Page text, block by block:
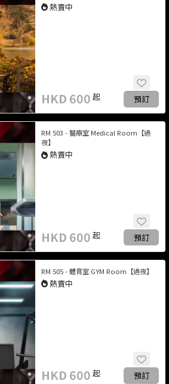
熱賣中
HKD 600 起 預訂
RM 503 - 醫療室 Medical Room【過
夜】
熱賣中
HKD 600 起 預訂
RM 505 - 體育室 GYM Room【過夜】
熱賣中
HKD 600 起 預訂